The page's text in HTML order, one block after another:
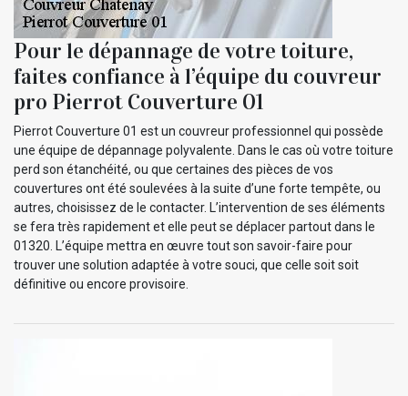
Pour le dépannage de votre toiture,
faites confiance à l’équipe du couvreur
pro Pierrot Couverture 01
Pierrot Couverture 01 est un couvreur professionnel qui possède
une équipe de dépannage polyvalente. Dans le cas où votre toiture
perd son étanchéité, ou que certaines des pièces de vos
couvertures ont été soulevées à la suite d’une forte tempête, ou
autres, choisissez de le contacter. L’intervention de ses éléments
se fera très rapidement et elle peut se déplacer partout dans le
01320. L’équipe mettra en œuvre tout son savoir-faire pour
trouver une solution adaptée à votre souci, que celle soit soit
définitive ou encore provisoire.